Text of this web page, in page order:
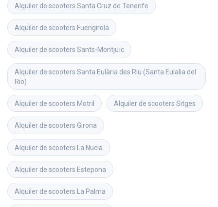
Alquiler de scooters Santa Cruz de Tenerife
Alquiler de scooters Fuengirola
Alquiler de scooters Sants-Montjuïc
Alquiler de scooters Santa Eulària des Riu (Santa Eulalia del
Rio)
Alquiler de scooters Motril Alquiler de scooters Sitges
Alquiler de scooters Girona
Alquiler de scooters La Nucia
Alquiler de scooters Estepona
Alquiler de scooters La Palma